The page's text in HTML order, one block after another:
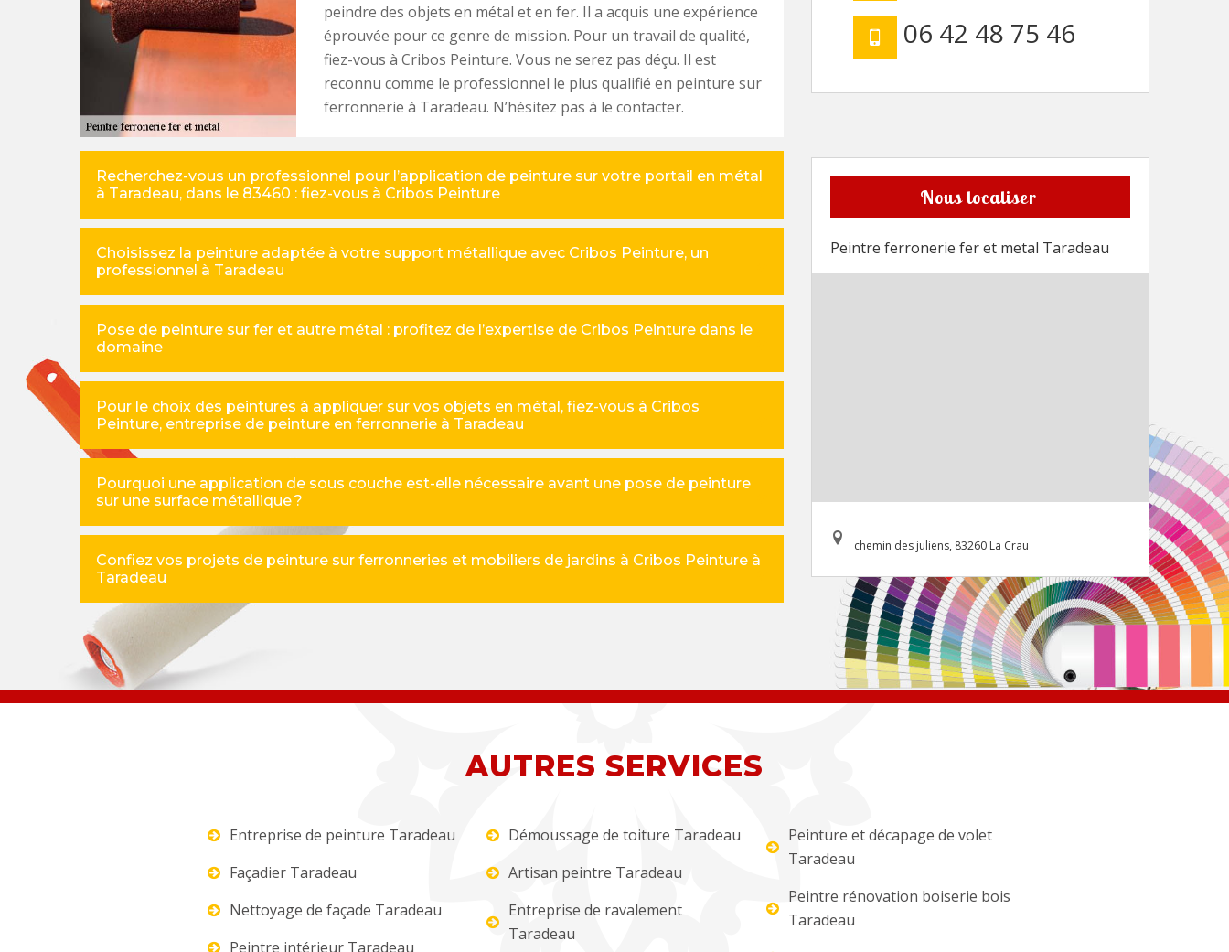
peindre des objets en métal et en fer. Il a acquis une expérience
éprouvée pour ce genre de mission. Pour un travail de qualité,
fiez-vous à Cribos Peinture. Vous ne serez pas déçu. Il est
reconnu comme le professionnel le plus qualifié en peinture sur
ferronnerie à Taradeau. N’hésitez pas à le contacter.
Recherchez-vous un professionnel pour l’application de peinture sur votre portail en métal
à Taradeau, dans le 83460 : fiez-vous à Cribos Peinture
Choisissez la peinture adaptée à votre support métallique avec Cribos Peinture, un
professionnel à Taradeau
Pose de peinture sur fer et autre métal : profitez de l’expertise de Cribos Peinture dans le
domaine
Pour le choix des peintures à appliquer sur vos objets en métal, fiez-vous à Cribos
Peinture, entreprise de peinture en ferronnerie à Taradeau
Pourquoi une application de sous couche est-elle nécessaire avant une pose de peinture
sur une surface métallique ?
Confiez vos projets de peinture sur ferronneries et mobiliers de jardins à Cribos Peinture à
Taradeau
06 42 48 75 46
Nous localiser
Peintre ferronerie fer et metal Taradeau
chemin des juliens, 83260 La Crau
AUTRES SERVICES
Entreprise de peinture Taradeau
Façadier Taradeau
Nettoyage de façade Taradeau
Peintre intérieur Taradeau
Démoussage de toiture Taradeau
Artisan peintre Taradeau
Entreprise de ravalement
Taradeau
Peinture et décapage de volet
Taradeau
Peintre rénovation boiserie bois
Taradeau